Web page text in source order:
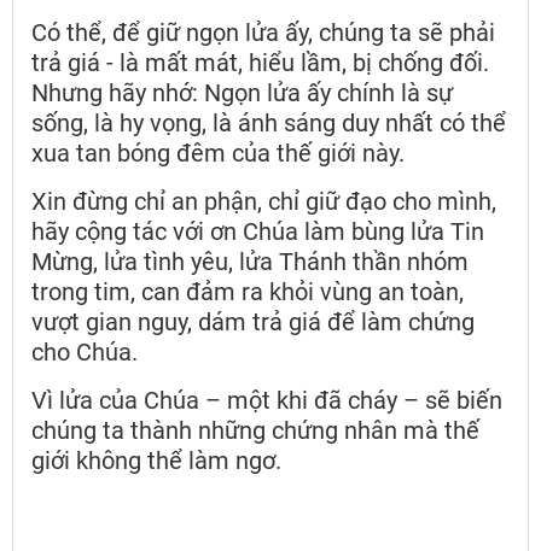
Có thể, để giữ ngọn lửa ấy, chúng ta sẽ phải
trả giá - là mất mát, hiểu lầm, bị chống đối.
Nhưng hãy nhớ: Ngọn lửa ấy chính là sự
sống, là hy vọng, là ánh sáng duy nhất có thể
xua tan bóng đêm của thế giới này.
Xin đừng chỉ an phận, chỉ giữ đạo cho mình,
hãy cộng tác với ơn Chúa làm bùng lửa Tin
Mừng, lửa tình yêu, lửa Thánh thần nhóm
trong tim, can đảm ra khỏi vùng an toàn,
vượt gian nguy, dám trả giá để làm chứng
cho Chúa.
Vì lửa của Chúa – một khi đã cháy – sẽ biến
chúng ta thành những chứng nhân mà thế
giới không thể làm ngơ.